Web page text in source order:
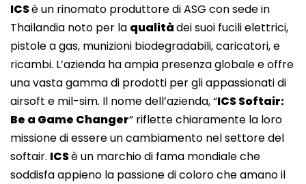
ICSè un rinomato produttore di ASG con sede in
Thailandia noto per la qualitàdei suoi fucili elettrici,
pistole a gas, munizioni biodegradabili, caricatori, e
ricambi. L’azienda ha ampia presenza globale e offre
una vasta gamma di prodotti per gli appassionati di
airsoft e mil-sim. Il nome dell’azienda, “ICS Softair:
Be a Game Changer” riflette chiaramente la loro
missione di essere un cambiamento nel settore del
softair. ICSè un marchio di fama mondiale che
soddisfa appieno la passione di coloro che amano il